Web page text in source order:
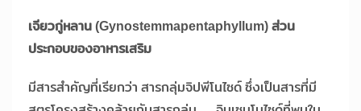
เจียวกู่หลาน(Gynostemmapentaphyllum) ส่วน
ประกอบของอาหารเสริม
มีสารสำคัญที่เรียกว่า สารกลุ่มจิปพีโนไซด์ ซึ่งเป็นสารที่มี